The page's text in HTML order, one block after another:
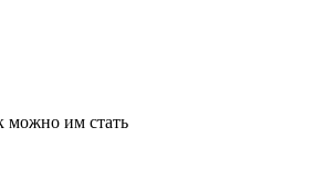
можно им стать